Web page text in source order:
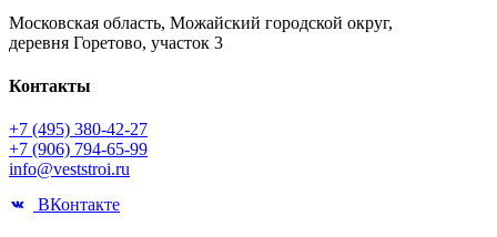
Московская область, Можайский городской округ,
деревня Горетово, участок 3
Контакты
+7 (495) 380-42-27
+7 (906) 794-65-99
info@veststroi.ru
ВКонтакте